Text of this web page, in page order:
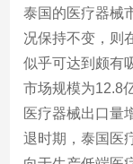
泰国的医疗器械
况保持不变，则
似乎可达到颇有
市场规模为12.8
医疗器械出口量
退时期，泰国医